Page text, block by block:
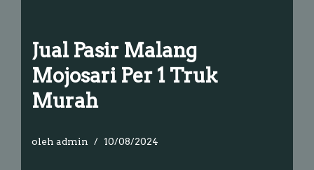
Jual Pasir Malang
Mojosari Per 1 Truk
Murah
oleh admin 10/08/2024